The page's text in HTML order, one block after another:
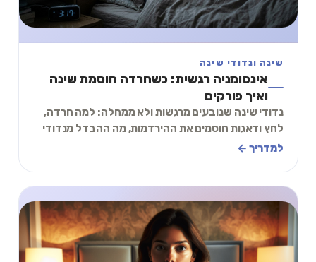
שינה ונדודי שינה
אינסומניה רגשית: כשחרדה חוסמת שינה
ואיך פורקים
נדודי שינה שנובעים מרגשות ולא ממחלה: למה חרדה,
לחץ ודאגות חוסמים את ההירדמות, מה ההבדל מנדודי
שינה רגילים, ותכל׳ס מה עושים הלילה.
למדריך ←